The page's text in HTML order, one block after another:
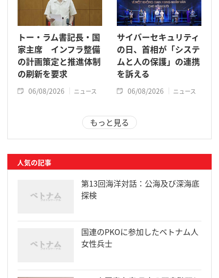
トー・ラム書記長・国
家主席 インフラ整備
の計画策定と推進体制
の刷新を要求
06/08/2026 ニュース
サイバーセキュリティ
の日、首相が「システ
ムと人の保護」の連携
を訴える
06/08/2026 ニュース
もっと見る
人気の記事
第13回海洋対話：公海及び深海底
探検
国連のPKOに参加したベトナム人
女性兵士